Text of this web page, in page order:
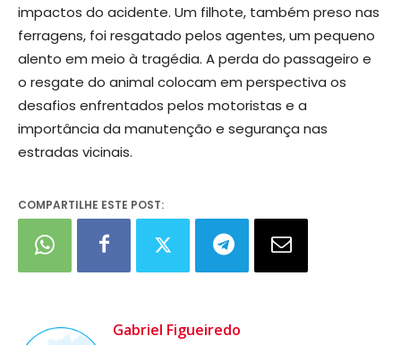
impactos do acidente. Um filhote, também preso nas
ferragens, foi resgatado pelos agentes, um pequeno
alento em meio à tragédia. A perda do passageiro e
o resgate do animal colocam em perspectiva os
desafios enfrentados pelos motoristas e a
importância da manutenção e segurança nas
estradas vicinais.
COMPARTILHE ESTE POST:
Gabriel Figueiredo